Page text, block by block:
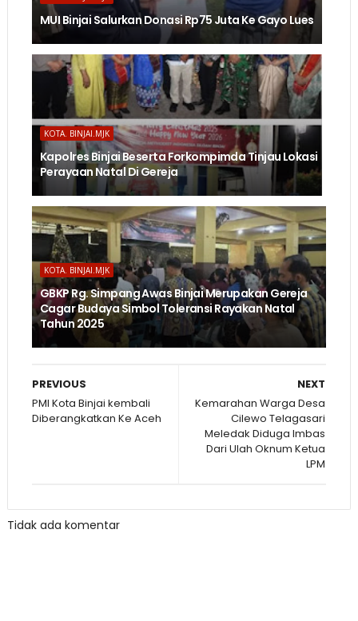
MUI Binjai Salurkan Donasi Rp75 Juta Ke Gayo Lues
KOTA. BINJAI.MJK
Kapolres Binjai Beserta Forkompimda Tinjau Lokasi
Perayaan Natal Di Gereja
KOTA. BINJAI.MJK
GBKP Rg. Simpang Awas Binjai Merupakan Gereja
Cagar Budaya Simbol Toleransi Rayakan Natal
Tahun 2025
NEXT
Kemarahan Warga Desa
Cilewo Telagasari
Meledak Diduga Imbas
Dari Ulah Oknum Ketua
LPM
PREVIOUS
PMI Kota Binjai kembali
Diberangkatkan Ke Aceh
Tidak ada komentar